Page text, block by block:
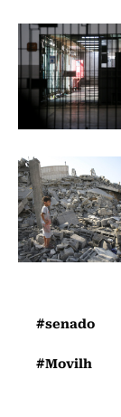
#senado
#Movilh